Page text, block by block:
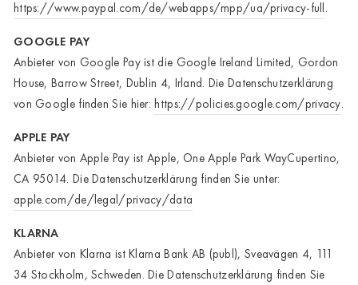
https://www.paypal.com/de/webapps/mpp/ua/privacy-full .
GOOGLE PAY
Anbieter von Google Pay ist die Google Ireland Limited, Gordon
House, Barrow Street, Dublin 4, Irland. Die Datenschutzerklärung
von Google finden Sie hier: https://policies.google.com/privacy.
APPLE PAY
Anbieter von Apple Pay ist Apple, One Apple Park WayCupertino,
CA 95014. Die Datenschutzerklärung finden Sie unter:
apple.com/de/legal/privacy/data
KLARNA
Anbieter von Klarna ist Klarna Bank AB (publ), Sveavägen 4, 111
34 Stockholm, Schweden. Die Datenschutzerklärung finden Sie